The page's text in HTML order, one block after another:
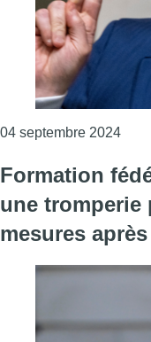
04 septembre 2024
Formation
une tromperie
mesures